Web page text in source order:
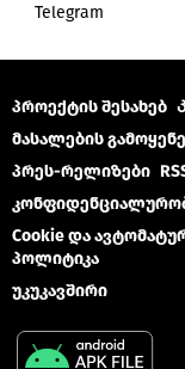
Telegram
პროექტის შესახებ
მასალების
პრეს-რელიზები
Cookie და
პოლიტიკა
უკუკავშირი